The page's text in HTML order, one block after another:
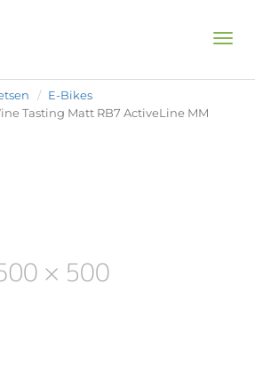
E-Bikes
Tasting Matt RB7 ActiveLine MM